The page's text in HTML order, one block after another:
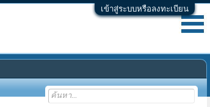
เข้าสู่ระบบหรือลงทะเบียน